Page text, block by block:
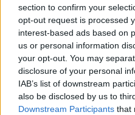
section to confirm your
opt-out request is processed
interest-based ads based on
us or personal information
your opt-out. You may
disclosure of your personal
IAB’s list of downstream
also be disclosed by us to
Downstream Participants that
Petrolio in calo: Brent a
e oro
Andrea Innocenti · 5 Ago 2026
NEWS